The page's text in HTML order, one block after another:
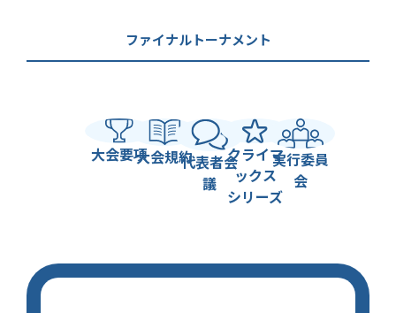
ファイナルトーナメント
大会要項大会規約代表者会
議
クライマ
ックス
シリーズ
実行委員
会